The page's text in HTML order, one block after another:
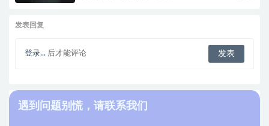
发表回复
登录... 后才能评论
遇到问题别慌，请联系我们